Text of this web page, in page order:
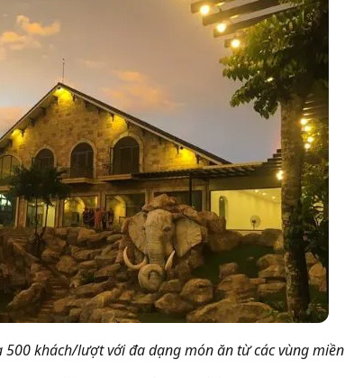
500 khách/lượt với đa dạng món ăn từ các vùng miền